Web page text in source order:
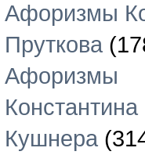
Афоризмы
Пруткова
Афоризмы
Константина
Кушнера